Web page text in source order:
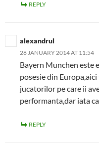
REPLY
alexandrul
28 JANUARY 2014 AT 11:54
Bayern Munchen este
posesie din
jucatorilor pe care ii
performanta,dar iata
REPLY